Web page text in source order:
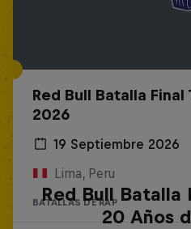
Red Bull Batalla Final
2026
19 Septiembre 2026
Lima, Peru
BATALLAS DE RAP
Red Bull Batalla
20 Años